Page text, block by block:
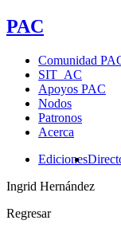
PAC
Comunidad
SIT_AC
Apoyos PAC
Nodos
Patronos
Acerca
Ediciones
Ingrid Hernández
Regresar